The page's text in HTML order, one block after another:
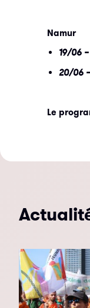
Namur
19/06
20/06
Le